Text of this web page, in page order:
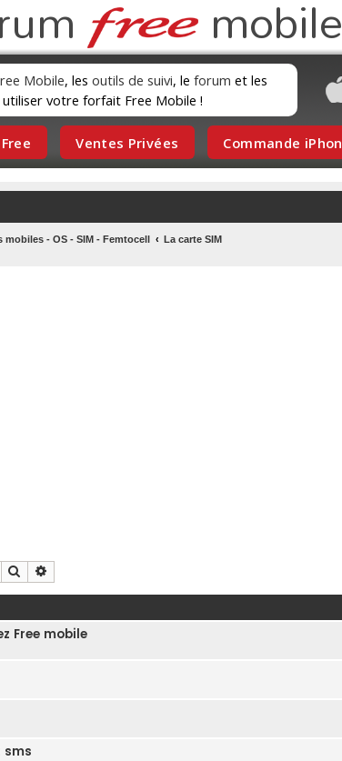
mobile
Mobile, les outils de suivi, le forum et les
votre forfait Free Mobile !
Ventes Privées Commande
- OS - SIM - Femtocell La carte SIM
Rechercher
Free mobile
sms